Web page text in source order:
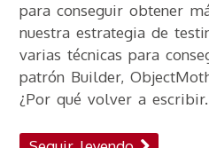
para conseguir obtener
nuestra estrategia de
varias técnicas para
patrón Builder,
¿Por qué volver a